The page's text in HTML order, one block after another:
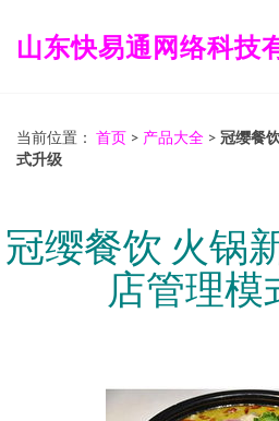
山东快易通网络科技
当前位置： 首页 > 产品大全 > 冠缨餐
式升级
冠缨餐饮 火锅
店管理模